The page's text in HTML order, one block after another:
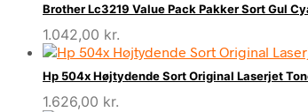
Brother Lc3219 Value Pack Pakker Sort Gul
1.042,00 kr.
Hp 504x Højtydende Sort Original Laserjet
1.626,00 kr.